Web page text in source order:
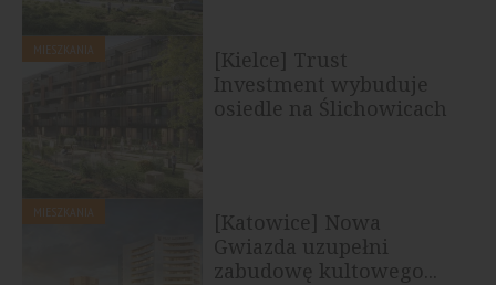
[Kielce] Trust
Investment wybuduje
osiedle na Ślichowicach
[Katowice] Nowa
Gwiazda uzupełni
zabudowę kultowego...